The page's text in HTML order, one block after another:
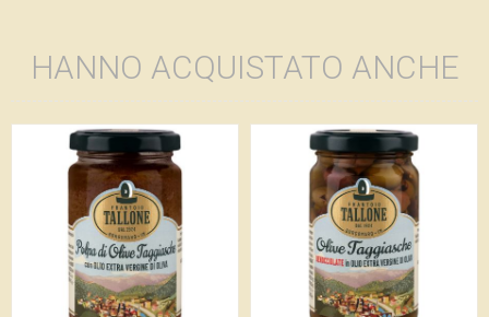
HANNO ACQUISTATO ANCHE